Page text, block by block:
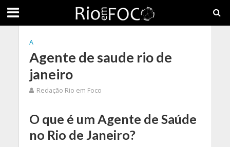
A
Agente de saude rio de
janeiro
Redação Rio em Foco
O que é um Agente de Saúde
no Rio de Janeiro?